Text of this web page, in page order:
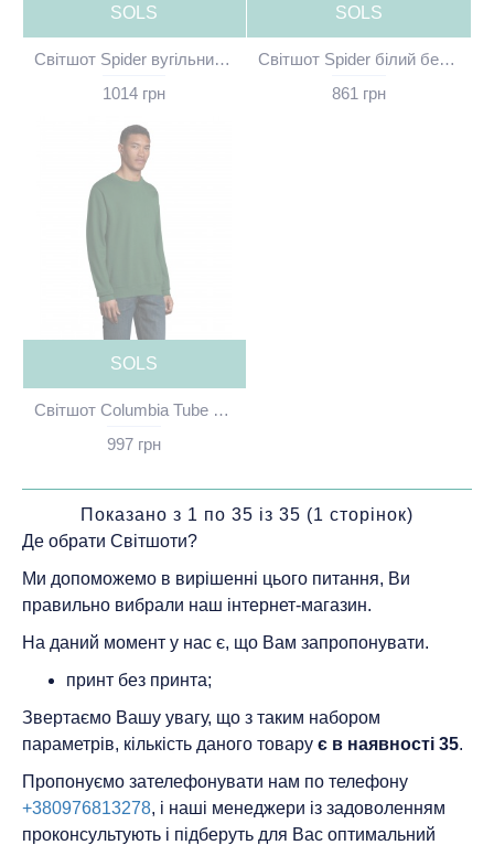
Де обрати Світшоти?
Ми допоможемо в вирішенні цього питання, Ви
правильно вибрали наш інтернет-магазин.
На даний момент у нас є, що Вам запропонувати.
принт без принта;
Звертаємо Вашу увагу, що з таким набором
параметрів, кількість даного товару є в наявності 35.
Пропонуємо зателефонувати нам по телефону
+380976813278, і наші менеджери із задоволенням
проконсультують і підберуть для Вас оптимальний
SOLS
Світшот Spider вугільний меланж без принта - 01168348(SOLS)
1014 грн
SOLS
Світшот Spider білий без принта - 01168102(SOLS)
861 грн
SOLS
Світшот Columbia Tube темно-зелений без принта - 03814A264(SOLS)
997 грн
Показано з 1 по 35 із 35 (1 сторінок)